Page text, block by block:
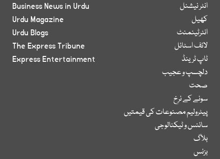
انٹر نیشنل
کھیل
انٹرٹینمنٹ
لائف اسٹائل
ٹاپ ٹرینڈ
دلچسپ و عجیب
صحت
سونے کے نرخ
پیٹرولیم مصنوعات کی قیمتیں
سائنس و ٹیکنالوجی
بلاگ
بزنس
Business News in Urdu
Urdu Magazine
Urdu Blogs
The Express Tribune
Express Entertainment